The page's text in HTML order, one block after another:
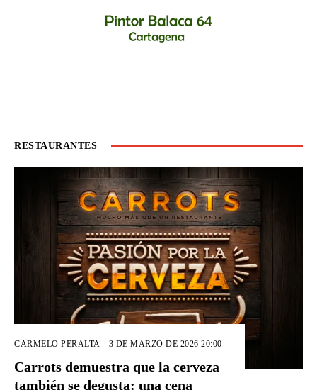
RESTAURANTES
CARMELO PERALTA - 3 DE MARZO DE 2026 20:00
Carrots demuestra que la cerveza
también se degusta: una cena